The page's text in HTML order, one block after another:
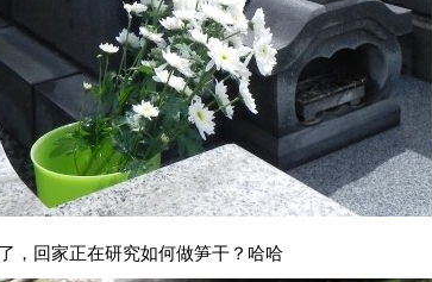
，回家正在研究如何做笋干？哈哈